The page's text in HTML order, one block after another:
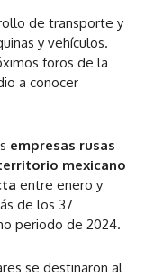
de transporte y
y vehículos.
foros de la
a conocer
empresas rusas
mexicano
entre enero y
de los 37
periodo de 2024.
se destinaron al